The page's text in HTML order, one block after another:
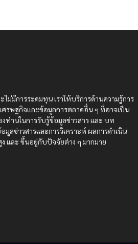
ไม่มีการระดมทุน เราให้บริการด้านความรู้การ
ศรษฐกิจและข้อมูลการตลาดอื่น ๆ ที่อาจเป็น
ท่านในการรับรู้ข้อมูลข่าวสาร และ บท
มูลข่าวสารและการวิเคราะห์ ผลการดำเนิน
และ ขึ้นอยู่กับปัจจัยต่าง ๆ มากมาย